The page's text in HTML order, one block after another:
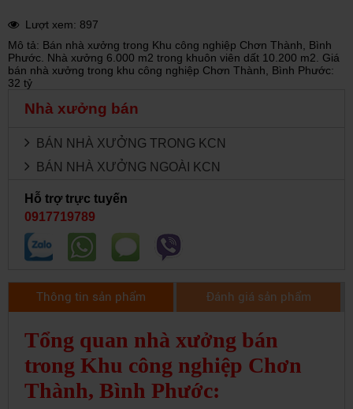
Lượt xem: 897
Mô tả: Bán nhà xưởng trong Khu công nghiệp Chơn Thành, Bình
Phước. Nhà xưởng 6.000 m2 trong khuôn viên dất 10.200 m2. Giá
bán nhà xưởng trong khu công nghiệp Chơn Thành, Bình Phước:
32 tỷ
Nhà xưởng bán
BÁN NHÀ XƯỞNG TRONG KCN
BÁN NHÀ XƯỞNG NGOÀI KCN
Hỗ trợ trực tuyến
0917719789
Thông tin sản phẩm Đánh giá sản phẩm
Tổng quan nhà xưởng bán
trong Khu công nghiệp Chơn
Thành, Bình Phước: